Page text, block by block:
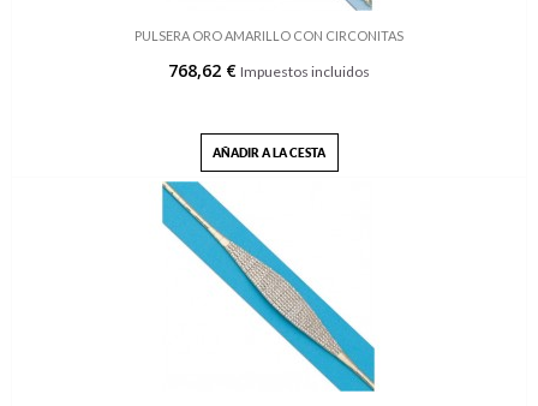
PULSERA ORO AMARILLO CON CIRCONITAS
768,62 € Impuestos incluidos
AÑADIR A LA CESTA